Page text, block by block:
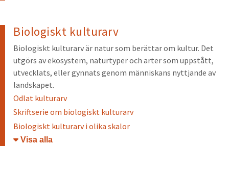
Biologiskt kulturarv
Biologiskt kulturarv är natur som berättar om kultur. Det
utgörs av ekosystem, naturtyper och arter som uppstått,
utvecklats, eller gynnats genom människans nyttjande av
landskapet.
Odlat kulturarv
Skriftserie om biologiskt kulturarv
Biologiskt kulturarv i olika skalor
Öppna/stäng